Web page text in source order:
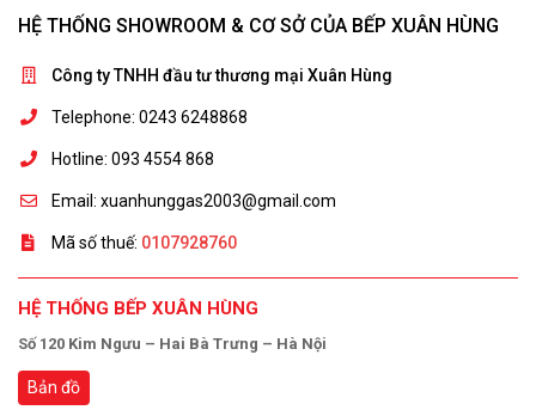
HỆ THỐNG SHOWROOM & CƠ SỞ CỦA BẾP XUÂN HÙNG
Công ty TNHH đầu tư thương mại Xuân Hùng
Telephone: 0243 6248868
Hotline: 093 4554 868
Email: xuanhunggas2003@gmail.com
Mã số thuế: 0107928760
HỆ THỐNG BẾP XUÂN HÙNG
Số 120 Kim Ngưu – Hai Bà Trưng – Hà Nội
Bản đồ